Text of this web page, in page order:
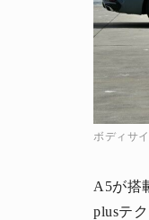
ボディサ
A5が搭
plusテ